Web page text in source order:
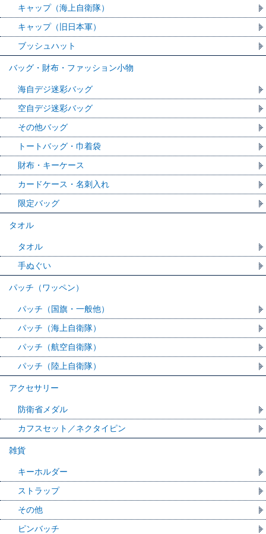
キャップ（海上自衛隊）
キャップ（旧日本軍）
ブッシュハット
バッグ・財布・ファッション小物
海自デジ迷彩バッグ
空自デジ迷彩バッグ
その他バッグ
トートバッグ・巾着袋
財布・キーケース
カードケース・名刺入れ
限定バッグ
タオル
タオル
手ぬぐい
パッチ（ワッペン）
パッチ（国旗・一般他）
パッチ（海上自衛隊）
パッチ（航空自衛隊）
パッチ（陸上自衛隊）
アクセサリー
防衛省メダル
カフスセット／ネクタイピン
雑貨
キーホルダー
ストラップ
その他
ピンバッチ